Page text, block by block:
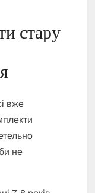
стару
вже
не